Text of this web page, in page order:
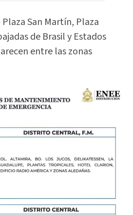
San Martín, Plaza
de Brasil y Estados
entre las zonas